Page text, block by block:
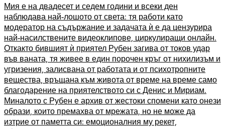
Мия е на двадесет и седем години и всеки ден
наблюдава най-лошото от света: тя работи като
модератор на съдържание и задачата ѝ е да цензурира
най-насилствените видеоклипове, циркулиращи онлайн.
Откакто бившият ѝ приятел Рубен загива от токов удар
във ваната, тя живее в един порочен кръг от нихилизъм и
угризения, залисвана от работата и от психотропните
вещества, връщана към живота от време на време само
благодарение на приятелството си с Денис и Мириам.
Миналото с Рубен е архив от жестоки спомени като онези
образи, които премахва от мрежата, но не може да
изтрие от паметта си: емоционалния му рекет,